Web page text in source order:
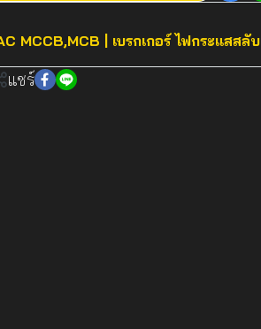
MCCB,MCB | เบรกเกอร์ ไฟกระแสสลับ
แชร์